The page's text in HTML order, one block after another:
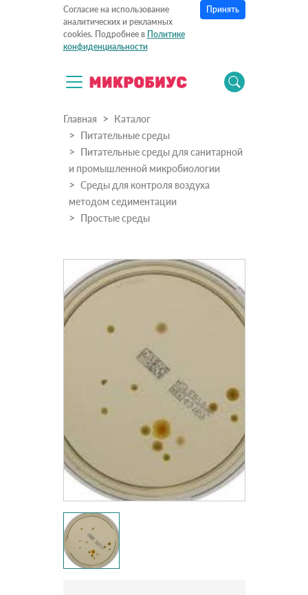
Согласие на использование
аналитических и рекламных
cookies. Подробнее в Политике
конфиденциальности
Принять
Главная
Каталог
Питательные среды
Питательные среды для санитарной
и промышленной микробиологии
Среды для контроля воздуха
методом седиментации
Простые среды